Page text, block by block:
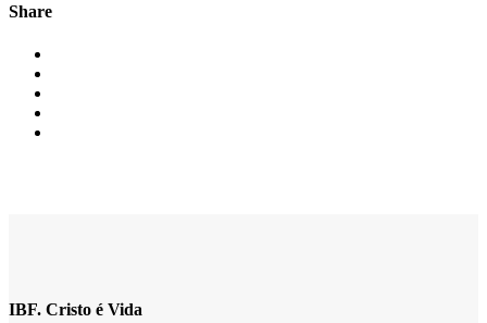
Share
IBF. Cristo é Vida